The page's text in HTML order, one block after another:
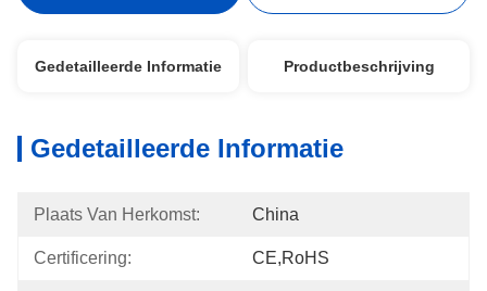
Gedetailleerde Informatie Productbeschrijving
Gedetailleerde Informatie
Plaats Van Herkomst: China
Certificering: CE,RoHS